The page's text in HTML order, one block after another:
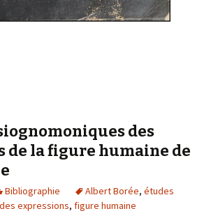
des
de la figure humaine de
Bibliographie Albert Borée, études
expressions, figure humaine